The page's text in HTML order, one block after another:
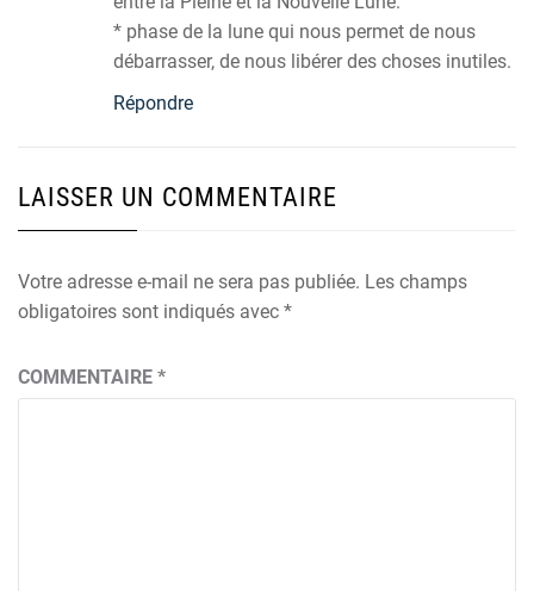
* phase de la lune qui nous permet de nous
débarrasser, de nous libérer des choses inutiles.
Répondre
LAISSER UN COMMENTAIRE
Votre adresse e-mail ne sera pas publiée. Les champs
obligatoires sont indiqués avec *
COMMENTAIRE *